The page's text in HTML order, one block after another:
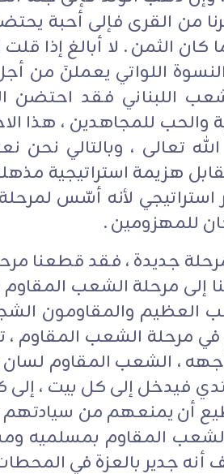
من القرى فإلى أحبة
كان الثمن . لا أبالغ إذا
اللواتي يعملنَ من
اللبناني فقد احتضن
والحب للمجاهدين ، هذا
تعالى ، وبالتالي نحن
هزيمة استراتيجية
استراتيجي لأنه أسّس
للمهزومين .
جديدة ، فقد قطعنا
إلى مرحلة الشعب المقاوم
العظيم والمقاومون
في مرحلة الشعب المقاوم
، الشعب المقاوم
فيدخل إلى كل بيت ، إلى
أن يمنعهم من
الشعب المقاوم بمسلميه
أنه جدير بالعزة في